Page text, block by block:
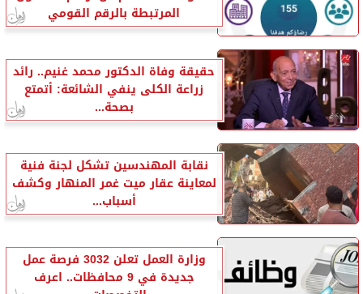
المرتبطة بالرقم القومي
حقيقة وفاة الدكتور محمد غنيم.. رائد
زراعة الكلى ينفي الشائعة: أتمتع
بصحة...
نقابة المهندسين تشكل لجنة فنية
لمعاينة عقار ميت غمر المنهار وكشف
أسباب...
وزارة العمل تعلن 3032 فرصة عمل
جديدة في 9 محافظات.. اعرف